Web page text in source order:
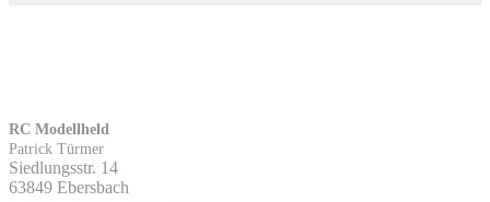
RC Modellheld
Patrick Türmer
Siedlungsstr. 14
63849 Ebersbach